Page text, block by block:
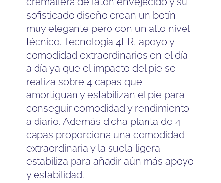
sofisticado diseño crean un botín
muy elegante pero con un alto nivel
técnico. Tecnología 4LR, apoyo y
comodidad extraordinarios en el día
a día ya que el impacto del pie se
realiza sobre 4 capas que
amortiguan y estabilizan el pie para
conseguir comodidad y rendimiento
a diario. Además dicha planta de 4
capas proporciona una comodidad
extraordinaria y la suela ligera
estabiliza para añadir aún más apoyo
y estabilidad.